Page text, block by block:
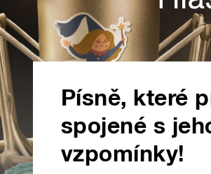
Písně, které
spojené s
vzpomínky!